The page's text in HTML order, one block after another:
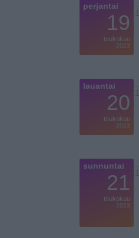
perjantai
19
toukokuu
2023
lauantai
20
toukokuu
2023
sunnuntai
21
toukokuu
2023